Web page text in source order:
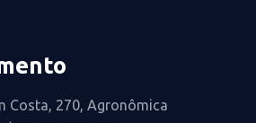
Costa, 270, Agronômica